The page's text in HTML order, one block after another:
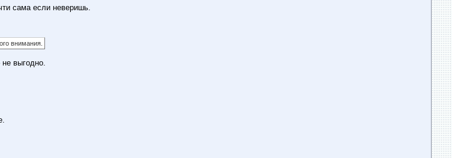
сама если неверишь.
внимания.
выгодно.